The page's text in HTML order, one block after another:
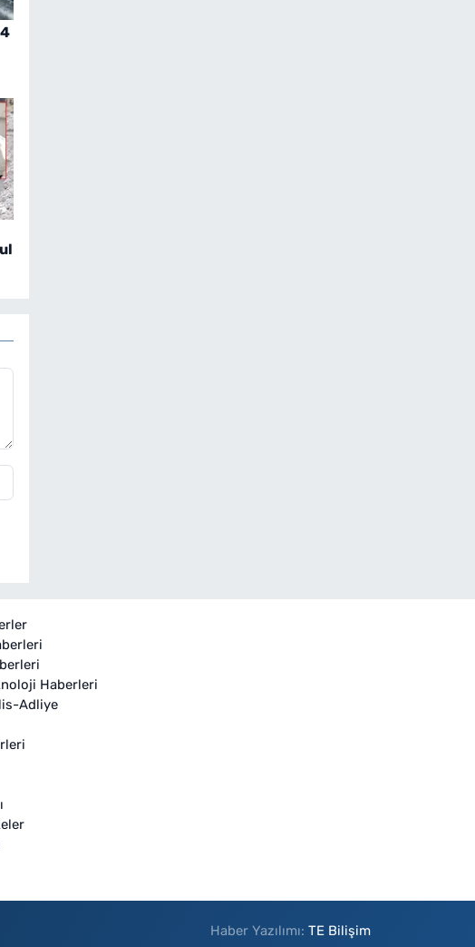
Haberleri
Adliye
Haber Yazılımı:TE Bilişim